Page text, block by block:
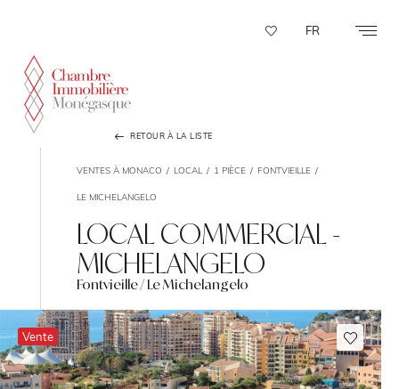
FR
RETOUR À LA LISTE
VENTES À MONACO LOCAL 1 PIÈCE FONTVIEILLE
LE MICHELANGELO
LOCAL COMMERCIAL -
MICHELANGELO
Fontvieille / Le Michelangelo
Vente